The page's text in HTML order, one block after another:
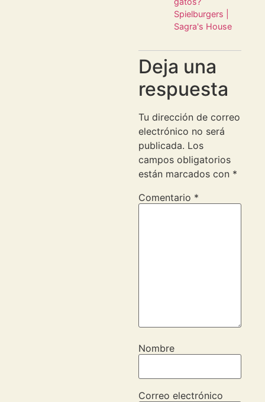
Spielburgers |
Sagra's House
Deja una
respuesta
Tu dirección de correo
electrónico no será
publicada. Los
campos obligatorios
están marcados con *
Comentario *
Nombre
Correo electrónico